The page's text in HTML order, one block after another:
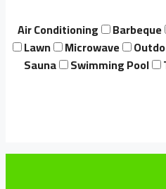
Air Conditioning
Barbeque
Lawn
Microwave
Sauna
Swimming Pool